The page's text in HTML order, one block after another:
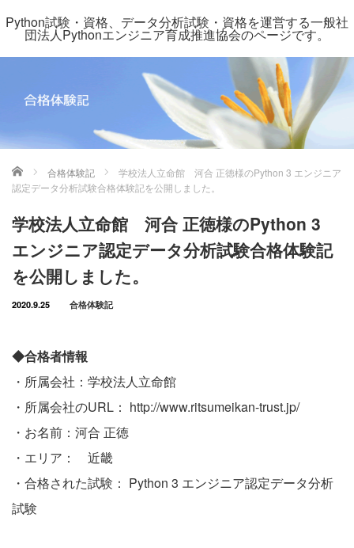
Python試験・資格、データ分析試験・資格を運営する一般社
団法人Pythonエンジニア育成推進協会のページです。
ホーム 合格体験記
学校法人立命館 河合 正徳様のPython 3 エンジニア
認定データ分析試験合格体験記を公開しました。
学校法人立命館 河合 正徳様のPython 3
エンジニア認定データ分析試験合格体験記
を公開しました。
2020.9.25 合格体験記
◆合格者情報
・所属会社：学校法人立命館
・所属会社のURL： http://www.ritsumeikan-trust.jp/
・お名前：河合 正徳
・エリア： 近畿
・合格された試験： Python 3 エンジニア認定データ分析
試験